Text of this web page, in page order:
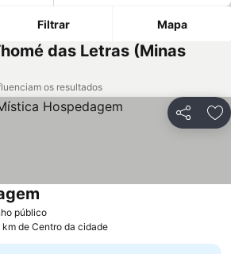
Filtrar Mapa
das Letras (Minas
os resultados
Partilhar
público
km de Centro da cidade